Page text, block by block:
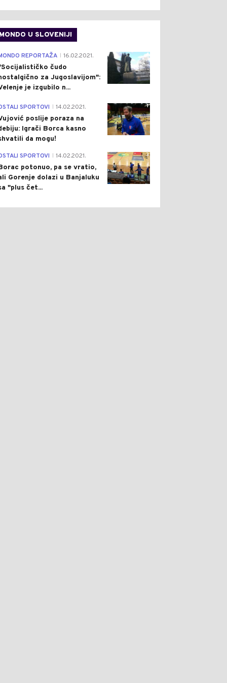
MONDO U SLOVENIJI
4
REPORTAŽA 16.02.2021.
čudo
za Jugoslavijom":
je izgubilo n...
1
SPORTOVI 14.02.2021.
poslije poraza na
Igrači Borca kasno
da mogu!
3
SPORTOVI 14.02.2021.
potonuo, pa se vratio,
Gorenje dolazi u Banjaluku
"plus čet...